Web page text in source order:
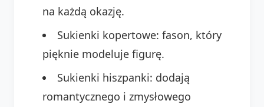
na każdą okazję.
Sukienki kopertowe: fason, który
pięknie modeluje figurę.
Sukienki hiszpanki: dodają
romantycznego i zmysłowego